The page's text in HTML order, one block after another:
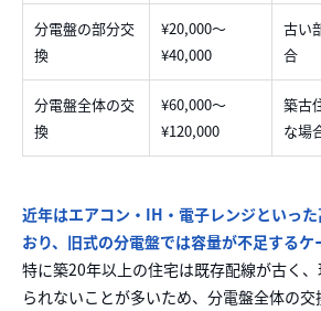
分電盤の部分交
換
¥20,000〜
¥40,000
古い
合
分電盤全体の交
換
¥60,000〜
¥120,000
築古
な場
近年はエアコン・IH・電子レンジといっ
おり、旧式の分電盤では容量が不足するケ
特に築20年以上の住宅は既存配線が古く
られないことが多いため、分電盤全体の